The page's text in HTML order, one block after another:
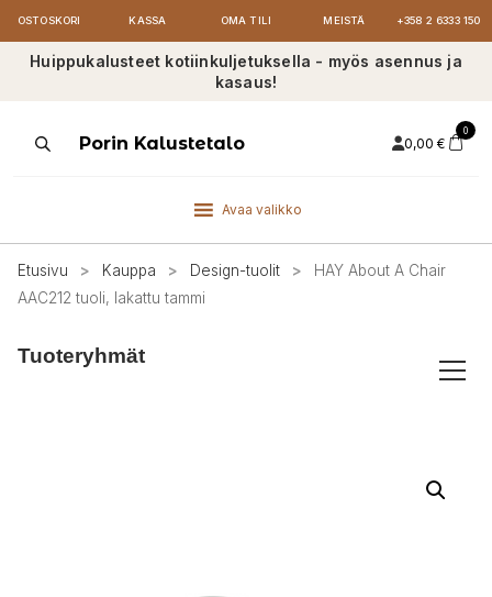
OSTOSKORI KASSA OMA TILI MEISTÄ +358 2 6333 150
Huippukalusteet kotiinkuljetuksella - myös asennus ja
kasaus!
ProductsPorin Kalustetalo 0,00 €
0
Avaa valikko
Etusivu > Kauppa > Design-tuolit >
HAY About A Chair
AAC212 tuoli, lakattu tammi
Tuoteryhmät